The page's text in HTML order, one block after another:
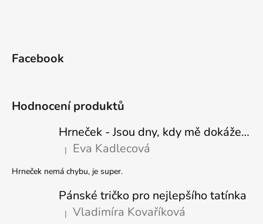
Facebook
Hodnocení produktů
Hrneček - Jsou dny, kdy mě dokáže nasrat i vzduch - Sova
Hodnocení produktu je 5 z 5 hvězdiček.
| Eva Kadlecová
Hrneček nemá chybu, je super.
Pánské tričko pro nejlepšího tatínka
Hodnocení produktu je 5 z 5 hvězdiček.
| Vladimíra Kovaříková